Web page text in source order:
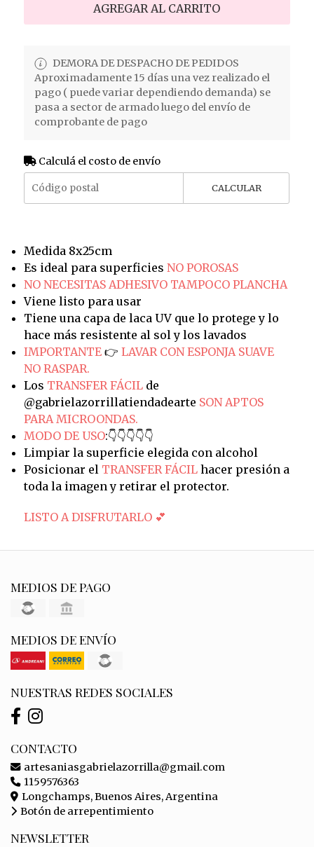
AGREGAR AL CARRITO
DEMORA DE DESPACHO DE PEDIDOS
Aproximadamente 15 días una vez realizado el
pago ( puede variar dependiendo demanda) se
pasa a sector de armado luego del envío de
comprobante de pago
Calculá el costo de envío
CALCULAR
Medida 8x25cm
Es ideal para superficies NO POROSAS
NO NECESITAS ADHESIVO TAMPOCO PLANCHA
Viene listo para usar
Tiene una capa de laca UV que lo protege y lo
hace más resistente al sol y los lavados
IMPORTANTE 👉 LAVAR CON ESPONJA SUAVE
NO RASPAR.
Los TRANSFER FÁCILde
@gabrielazorrillatiendadearte SON APTOS
PARA MICROONDAS.
MODO DE USO:👇👇👇👇👇
Limpiar la superficie elegida con alcohol
Posicionar el TRANSFER FÁCILhacer presión a
toda la imagen y retirar el protector.
LISTO A DISFRUTARLO 💕
MEDIOS DE PAGO
MEDIOS DE ENVÍO
NUESTRAS REDES SOCIALES
CONTACTO
artesaniasgabrielazorrilla@gmail.com
1159576363
Longchamps, Buenos Aires, Argentina
Botón de arrepentimiento
NEWSLETTER